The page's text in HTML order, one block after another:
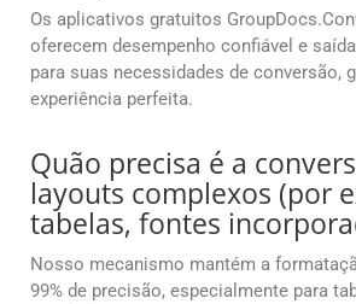
Os aplicativos gratuitos
oferecem desempenho confiável e
para suas necessidades de conversão,
experiência perfeita.
Quão precisa é a
layouts complexos (por
tabelas, fontes
Nosso mecanismo mantém a
99% de precisão, especialmente para